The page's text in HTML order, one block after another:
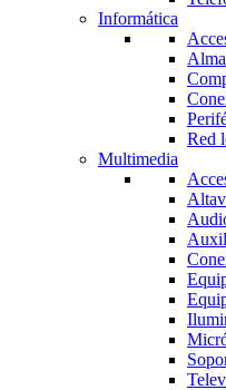
Informática
Red
Multimedia